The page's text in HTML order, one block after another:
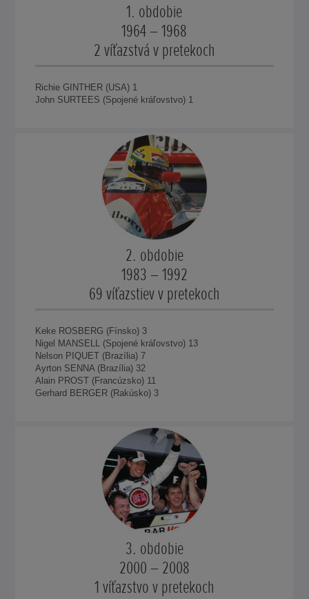
1. obdobie
1964 – 1968
2 víťazstvá v pretekoch
Richie GINTHER (USA) 1
John SURTEES (Spojené kráľovstvo) 1
2. obdobie
1983 – 1992
69 víťazstiev v pretekoch
Keke ROSBERG (Fínsko) 3
Nigel MANSELL (Spojené kráľovstvo) 13
Nelson PIQUET (Brazília) 7
Ayrton SENNA (Brazília) 32
Alain PROST (Francúzsko) 11
Gerhard BERGER (Rakúsko) 3
3. obdobie
2000 – 2008
1 víťazstvo v pretekoch